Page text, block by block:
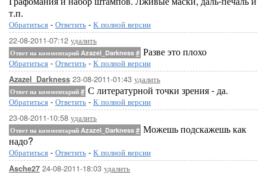
т.п.
Обратиться - Ответить - К полной версии
22-08-2011-07:12 удалить
Ответ на комментарий Azazel_Darkness # Разве это плохо
Обратиться - Ответить - К полной версии
Azazel_Darkness 23-08-2011-01:43 удалить
Ответ на комментарий # С литературной точки зрения - да.
Обратиться - Ответить - К полной версии
23-08-2011-10:58 удалить
Ответ на комментарий Azazel_Darkness # Можешь подскажешь как
надо?
Обратиться - Ответить - К полной версии
Asche27 24-08-2011-18:03 удалить